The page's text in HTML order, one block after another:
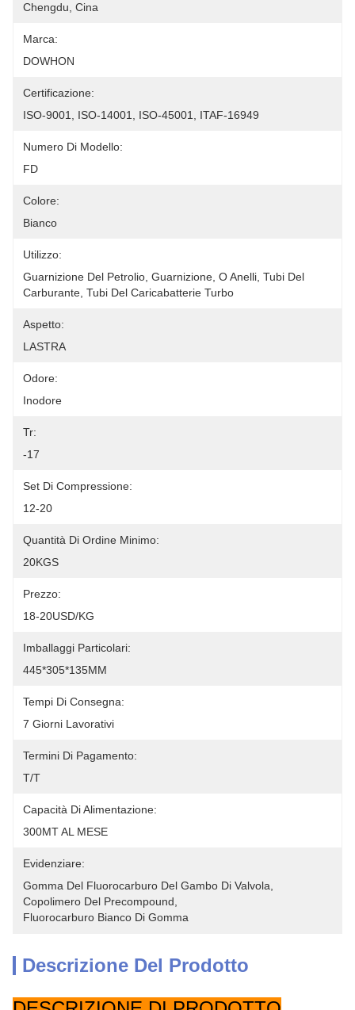
Chengdu, Cina
Marca:
DOWHON
Certificazione:
ISO-9001, ISO-14001, ISO-45001, ITAF-16949
Numero Di Modello:
FD
Colore:
Bianco
Utilizzo:
Guarnizione Del Petrolio, Guarnizione, O Anelli, Tubi Del
Carburante, Tubi Del Caricabatterie Turbo
Aspetto:
LASTRA
Odore:
Inodore
Tr:
-17
Set Di Compressione:
12-20
Quantità Di Ordine Minimo:
20KGS
Prezzo:
18-20USD/KG
Imballaggi Particolari:
445*305*135MM
Tempi Di Consegna:
7 Giorni Lavorativi
Termini Di Pagamento:
T/T
Capacità Di Alimentazione:
300MT AL MESE
Evidenziare:
Gomma Del Fluorocarburo Del Gambo Di Valvola
Copolimero Del Precompound
Fluorocarburo Bianco Di Gomma
Descrizione Del Prodotto